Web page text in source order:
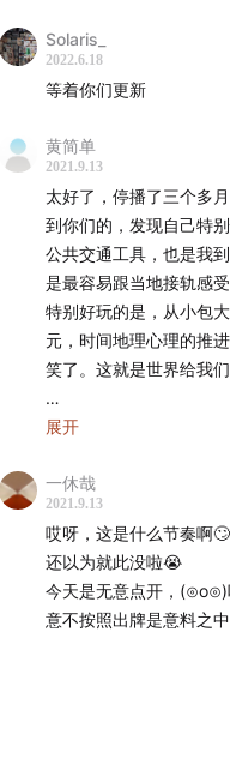
15:15 大兴安岭的开发与移民
林业衰落、林区人口
18:48 汉人以外的视角有截
为什么选择《理想的
火车的上的录音
为什么在纽约选择
Lenape人与纽约的
纽约的地理环境
38:07 2017年以后，NYC
纽约的渡轮复兴沦为
渡轮所反映的贫富
Solaris_
2022.6.18
等着你们更新
黄简单
2021.9.13
太好了，停播了三个多
到你们的，发现自己特
公共交通工具，也是我
是最容易跟当地接轨感
特别好玩的是，从小包
元，时间地理心理的推
笑了。这就是世界给我
所以一直要坚持记录下
蛮有意思的，选择了这
的声音。
你们给彼此选择的书也
吧，哈哈一听《理想的
小包选这本。牙山火车
们西安旁边的秦岭也有
展开
一休哉
2021.9.13
哎呀，这是什么节奏啊🙄
还以为就此没啦😭
今天是无意点开，(⊙o⊙)
意不按照出牌是意料之